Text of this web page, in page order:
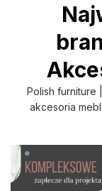
Polish furniture
akcesoria